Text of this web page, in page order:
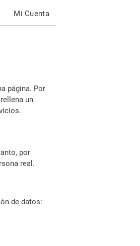
Mi Cuenta
página. Por
un
por
real.
de datos: